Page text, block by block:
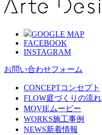
GOOGLE MAP
FACEBOOK
INSTAGRAM
お問い合わせフォーム
CONCEPTコンセプト
FLOW庭づくりの流れ
MOVIE ムービー
WORKS施工事例
NEWS新着情報